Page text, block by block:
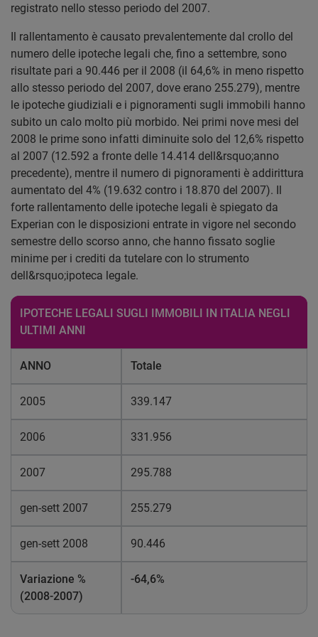
registrato nello stesso periodo del 2007.
Il rallentamento è causato prevalentemente dal crollo del
numero delle ipoteche legali che, fino a settembre, sono
risultate pari a 90.446 per il 2008 (il 64,6% in meno rispetto
allo stesso periodo del 2007, dove erano 255.279), mentre
le ipoteche giudiziali e i pignoramenti sugli immobili hanno
subito un calo molto più morbido. Nei primi nove mesi del
2008 le prime sono infatti diminuite solo del 12,6% rispetto
al 2007 (12.592 a fronte delle 14.414 dell&rsquo;anno
precedente), mentre il numero di pignoramenti è addirittura
aumentato del 4% (19.632 contro i 18.870 del 2007). Il
forte rallentamento delle ipoteche legali è spiegato da
Experian con le disposizioni entrate in vigore nel secondo
semestre dello scorso anno, che hanno fissato soglie
minime per i crediti da tutelare con lo strumento
dell&rsquo;ipoteca legale.
IPOTECHE LEGALI SUGLI IMMOBILI IN ITALIA NEGLI
ULTIMI ANNI
ANNO Totale
2005 339.147
2006 331.956
2007 295.788
gen-sett 2007 255.279
gen-sett 2008 90.446
Variazione %
(2008-2007)
-64,6%